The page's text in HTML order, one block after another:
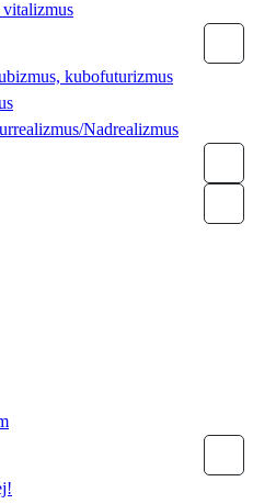
vitalizmus
kubofuturizmus
Nadrealizmus